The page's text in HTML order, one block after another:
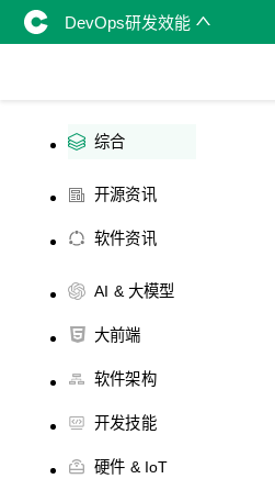
DevOps研发效能
综合
开源资讯
软件资讯
AI & 大模型
大前端
软件架构
开发技能
硬件 & IoT